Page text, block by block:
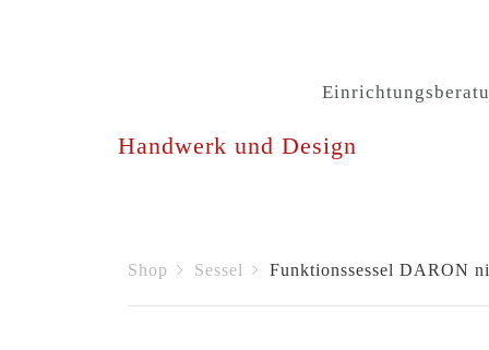
Handwerk und Design
Shop Sessel Funktionssessel DARON